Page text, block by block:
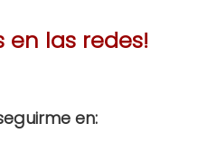
en las redes!
en: